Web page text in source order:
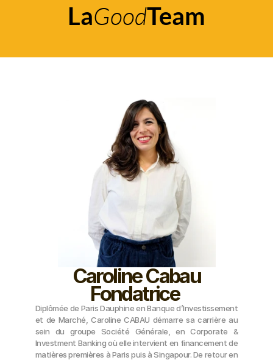
LaGoodTeam
Caroline Cabau
Fondatrice
Diplômée de Paris Dauphine en Banque d’Investissement
et de Marché, Caroline CABAU démarre sa carrière au
sein du groupe Société Générale, en Corporate &
Investment Banking où elle intervient en financement de
matières premières à Paris puis à Singapour. De retour en